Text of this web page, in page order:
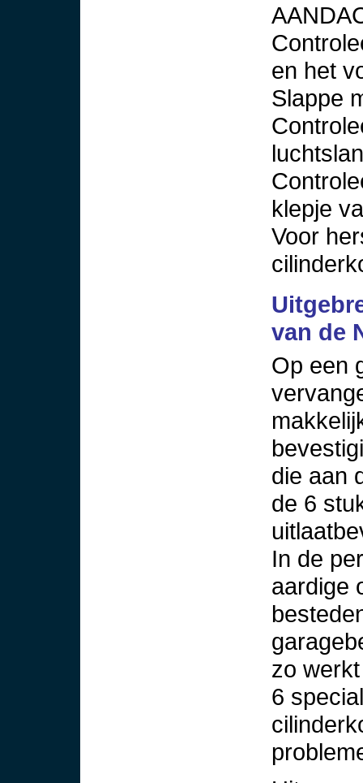
en het
Slappe
klepje
Voor
van de
Op een
die aan
de 6
In de
aardige
zo
6